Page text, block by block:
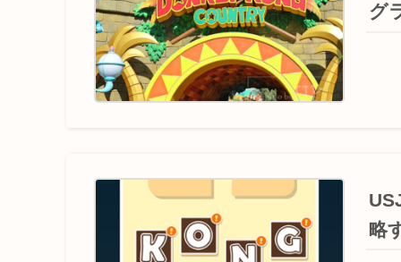
グ
略